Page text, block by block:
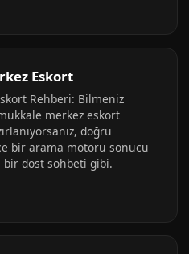
Eskort
Rehberi: Bilmeniz
merkez eskort
doğru
bir arama motoru sonucu
bir dost sohbeti gibi.